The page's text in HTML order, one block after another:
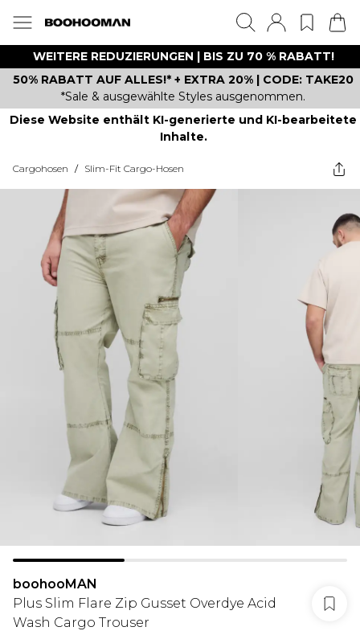
WEITERE REDUZIERUNGEN | BIS ZU 70 % RABATT!
50% RABATT AUF ALLES!* + EXTRA 20% | CODE: TAKE20
*Sale & ausgewählte Styles ausgenommen.
Diese Website enthält KI-generierte und KI-bearbeitete
Inhalte.
Cargohosen / Slim-Fit Cargo-Hosen
boohooMAN
Plus Slim Flare Zip Gusset Overdye Acid
Wash Cargo Trouser